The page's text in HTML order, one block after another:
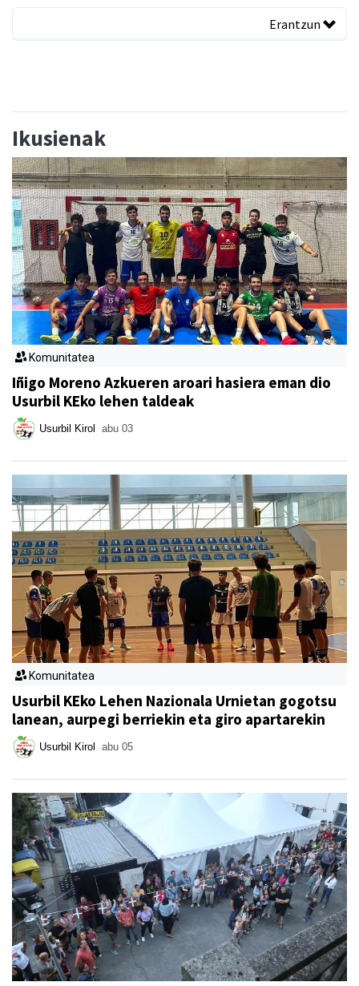
Erantzun
Ikusienak
Komunitatea
Iñigo Moreno Azkueren aroari hasiera eman dio
Usurbil KEko lehen taldeak
Usurbil Kirol abu 03
Komunitatea
Usurbil KEko Lehen Nazionala Urnietan gogotsu
lanean, aurpegi berriekin eta giro apartarekin
Usurbil Kirol abu 05